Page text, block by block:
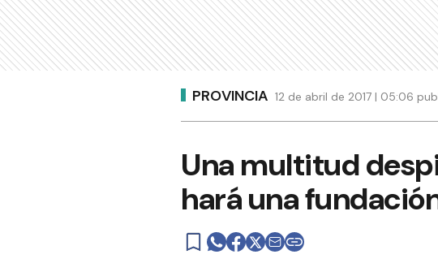
PROVINCIA 12 de abril de 2017 | 05:06
Una multitud
hará una